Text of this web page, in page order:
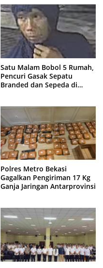
Satu Malam Bobol 5 Rumah,
Pencuri Gasak Sepatu
Branded dan Sepeda di
Polres Metro Bekasi
Gagalkan Pengiriman 17 Kg
Ganja Jaringan Antarprovinsi